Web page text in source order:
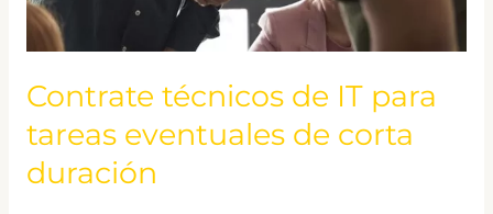
Contrate técnicos de IT para
tareas eventuales de corta
duración
tareas
eventuales
de
corta
duración